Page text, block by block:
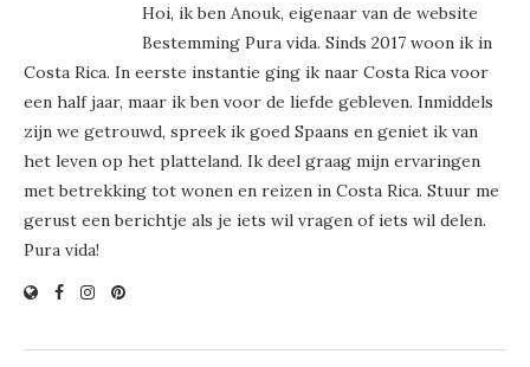
Hoi, ik ben Anouk, eigenaar van de website
Bestemming Pura vida. Sinds 2017 woon ik in
Costa Rica. In eerste instantie ging ik naar Costa Rica voor
een half jaar, maar ik ben voor de liefde gebleven. Inmiddels
zijn we getrouwd, spreek ik goed Spaans en geniet ik van
het leven op het platteland. Ik deel graag mijn ervaringen
met betrekking tot wonen en reizen in Costa Rica. Stuur me
gerust een berichtje als je iets wil vragen of iets wil delen.
Pura vida!